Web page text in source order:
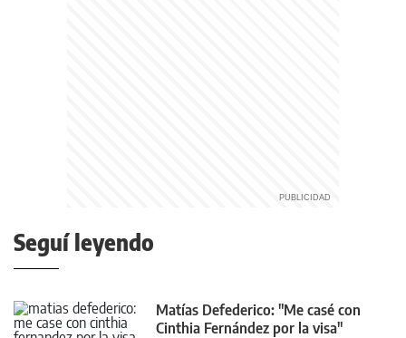
Seguí leyendo
Matías Defederico: "Me casé con
Cinthia Fernández por la visa"